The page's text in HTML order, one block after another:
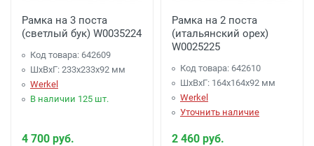
Рамка на 3 поста
(светлый бук) W0035224
Код товара: 642609
ШхВхГ: 233x233x92 мм
Werkel
В наличии 125 шт.
4 700 руб.
Рамка на 2 поста
(итальянский орех)
W0025225
Код товара: 642610
ШхВхГ: 164x164x92 мм
Werkel
Уточнить наличие
2 460 руб.